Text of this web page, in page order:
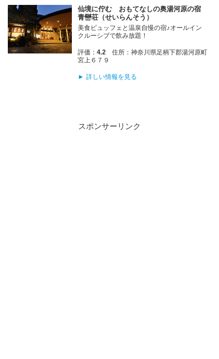
仙境に佇む おもてなしの奥湯河原の宿
青巒荘（せいらんそう）
美食ビュッフェと温泉自慢の宿♪オールイン
クルーシブで飲み放題！
評価：4.2 住所：神奈川県足柄下郡湯河原町
宮上６７９
► 詳しい情報を見る
スポンサーリンク